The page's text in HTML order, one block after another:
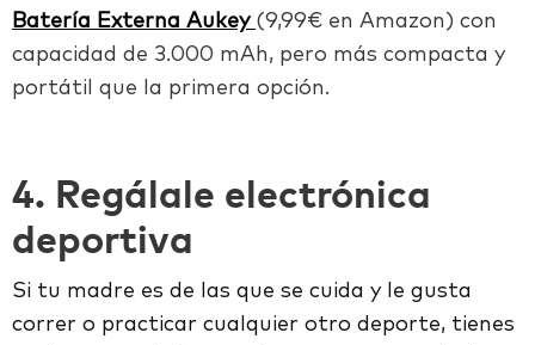
Batería Externa Aukey (9,99€ en Amazon) con
capacidad de 3.000 mAh, pero más compacta y
portátil que la primera opción.
4. Regálale electrónica
deportiva
Si tu madre es de las que se cuida y le gusta
correr o practicar cualquier otro deporte, tienes